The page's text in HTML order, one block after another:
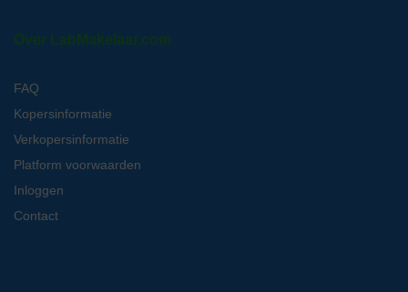
Over LabMakelaar.com
FAQ
Kopersinformatie
Verkopersinformatie
Platform voorwaarden
Inloggen
Contact